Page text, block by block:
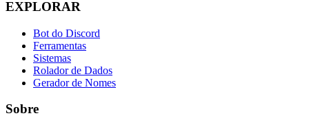
EXPLORAR
Bot do Discord
Ferramentas
Sistemas
Rolador de Dados
Gerador de Nomes
Sobre